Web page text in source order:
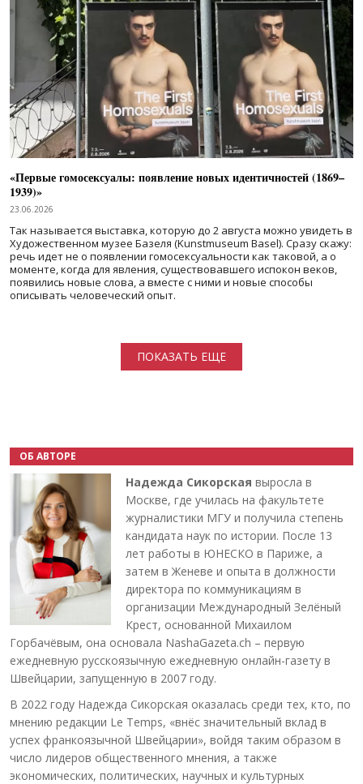
«Первые гомосексуалы: появление новых идентичностей (1869–
1939)»
23.06.2026
Так называется выставка, которую до 2 августа можно увидеть в
Художественном музее Базеля (Kunstmuseum Basel). Сразу скажу:
речь идет не о появлении гомосексуальности как таковой, а о
моменте, когда для явления, существовавшего испокон веков,
появились новые слова, а вместе с ними и новые способы
описывать человеческий опыт.
ПОКАЗАТЬ ЕЩЕ
ОБ АВТОРЕ
Надежда Сикорская выросла в
Москве, где училась на факультете
журналистики МГУ и получила степень
кандидата наук по истории. После 13
лет работы в ЮНЕСКО в Париже, а
затем в Женеве и опыта в должности
директора по коммуникациям в
организации Международный Зелёный
Крест, основанной Михаилом
Горбачёвым, она основала NashaGazeta.ch – первую
ежедневную русскоязычную ежедневную онлайн-газету в
Швейцарии, запущенную в 2007 году.
В 2022 году Надежда Сикорская оказалась среди тех, кто, по
мнению редакции Le Temps, «внёс значительный вклад в
успех франкоязычной Швейцарии», войдя таким образом в
число лидеров общественного мнения, а также
экономических, политических, научных и культурных